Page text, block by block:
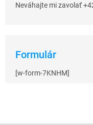
Neváhajte mi zavolať
Formulár
[w-form-7KNHM]